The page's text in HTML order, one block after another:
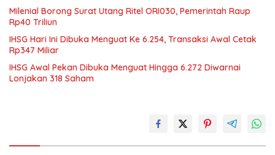
Milenial Borong Surat Utang Ritel ORI030, Pemerintah Raup
Rp40 Triliun
IHSG Hari Ini Dibuka Menguat Ke 6.254, Transaksi Awal Cetak
Rp347 Miliar
IHSG Awal Pekan Dibuka Menguat Hingga 6.272 Diwarnai
Lonjakan 318 Saham